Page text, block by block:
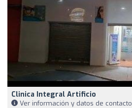
Clinica Integral Artificio
Ver información y datos de contacto